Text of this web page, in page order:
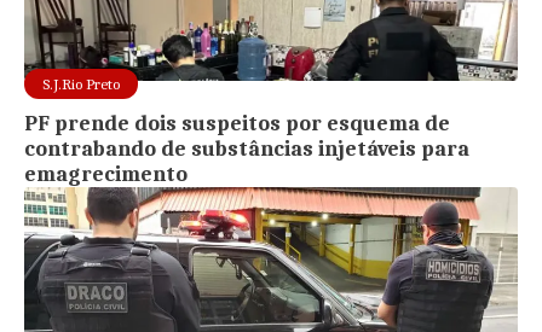
S.J.Rio Preto
PF prende dois suspeitos por esquema de
contrabando de substâncias injetáveis para
emagrecimento